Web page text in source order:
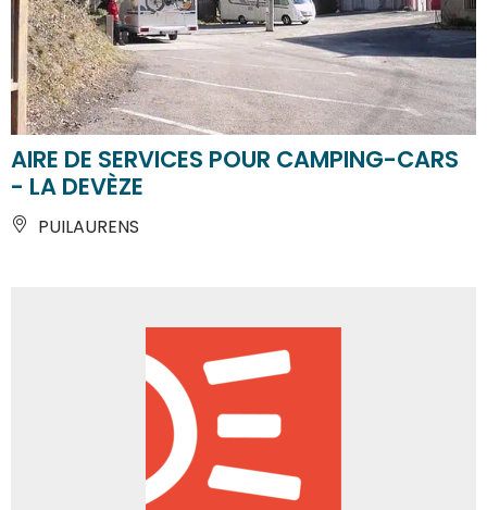
AIRE DE SERVICES POUR CAMPING-CARS
- LA DEVÈZE
PUILAURENS